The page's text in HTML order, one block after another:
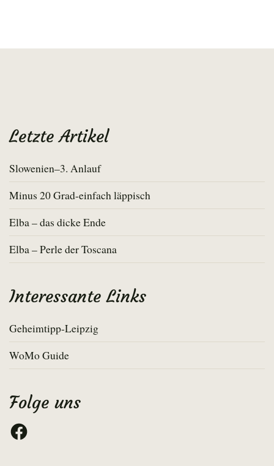
Letzte Artikel
Slowenien–3. Anlauf
Minus 20 Grad-einfach läppisch
Elba – das dicke Ende
Elba – Perle der Toscana
Interessante Links
Geheimtipp-Leipzig
WoMo Guide
Folge uns
Facebook